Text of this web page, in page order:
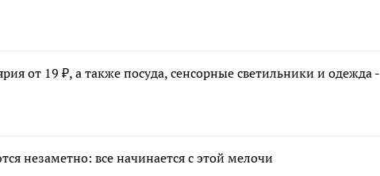
от 19 ₽, а также посуда, сенсорные светильники и одежда -
незаметно: все начинается с этой мелочи